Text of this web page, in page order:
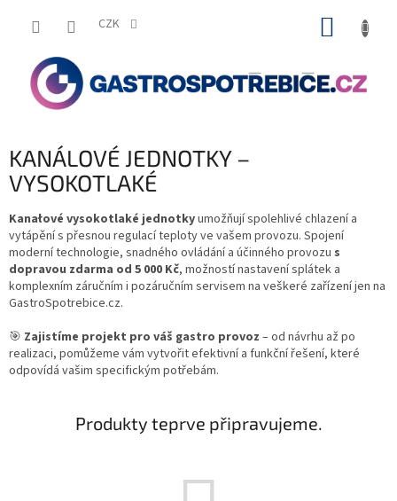
CZK
KANÁLOVÉ JEDNOTKY –
VYSOKOTLAKÉ
Kanałové vysokotlaké jednotkyumožňují spolehlivé chlazení a
vytápění s přesnou regulací teploty ve vašem provozu. Spojení
moderní technologie, snadného ovládání a účinného provozu s
dopravou zdarma od 5 000 Kč, možností nastavení splátek a
komplexním záručním i pozáručním servisem na veškeré zařízení jen na
GastroSpotrebice.cz.
🎯 Zajistíme projekt pro váš gastro provoz – od návrhu až po
realizaci, pomůžeme vám vytvořit efektivní a funkční řešení, které
odpovídá vašim specifickým potřebám.
Produkty teprve připravujeme.